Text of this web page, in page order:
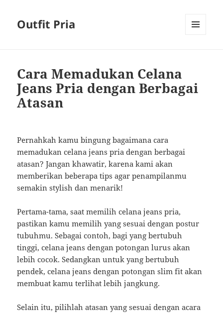
Outfit Pria
Cara Memadukan Celana
Jeans Pria dengan Berbagai
Atasan
Pernahkah kamu bingung bagaimana cara
memadukan celana jeans pria dengan berbagai
atasan? Jangan khawatir, karena kami akan
memberikan beberapa tips agar penampilanmu
semakin stylish dan menarik!
Pertama-tama, saat memilih celana jeans pria,
pastikan kamu memilih yang sesuai dengan postur
tubuhmu. Sebagai contoh, bagi yang bertubuh
tinggi, celana jeans dengan potongan lurus akan
lebih cocok. Sedangkan untuk yang bertubuh
pendek, celana jeans dengan potongan slim fit akan
membuat kamu terlihat lebih jangkung.
Selain itu, pilihlah atasan yang sesuai dengan acara